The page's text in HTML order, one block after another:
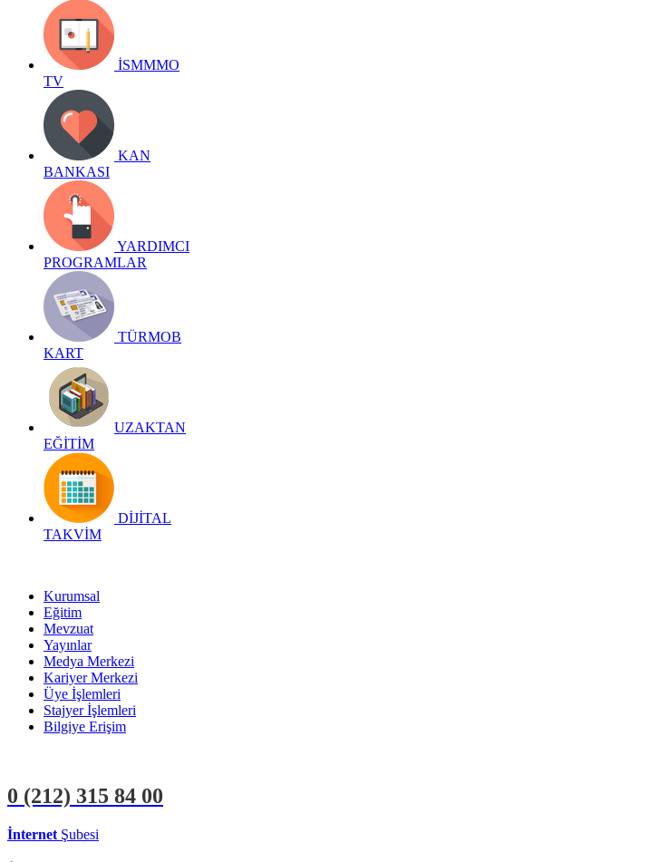
İSMMMO
TV
KAN
BANKASI
YARDIMCI
PROGRAMLAR
TÜRMOB
KART
UZAKTAN
EĞİTİM
DİJİTAL
TAKVİM
Kurumsal
Eğitim
Mevzuat
Yayınlar
Medya Merkezi
Kariyer Merkezi
Üye İşlemleri
Stajyer İşlemleri
Bilgiye Erişim
0 (212) 315 84 00
İnternet Şubesi